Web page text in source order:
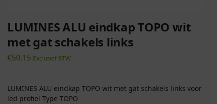
LUMINES ALU eindkap TOPO wit
met gat schakels links
€50,15 Exclusief BTW
LUMINES ALU eindkap TOPO wit met gat schakels links voor
led profiel Type TOPO